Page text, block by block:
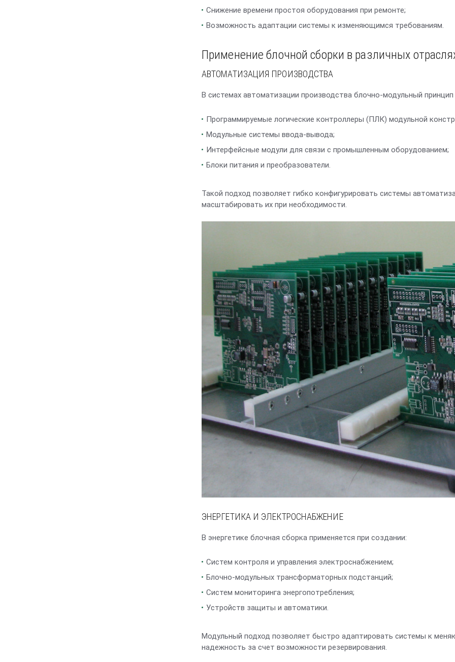
Снижение времени простоя оборудования при ремонте;
Возможность адаптации системы к изменяющимся требованиям.
Применение блочной сборки в различных
АВТОМАТИЗАЦИЯ ПРОИЗВОДСТВА
В системах автоматизации производства блочно-модульный принцип
Программируемые логические контроллеры (ПЛК) модульной
Модульные системы ввода-вывода;
Интерфейсные модули для связи с промышленным оборудованием;
Блоки питания и преобразователи.
Такой подход позволяет гибко конфигурировать системы
масштабировать их при необходимости.
ЭНЕРГЕТИКА И ЭЛЕКТРОСНАБЖЕНИЕ
В энергетике блочная сборка применяется при создании:
Систем контроля и управления электроснабжением;
Блочно-модульных трансформаторных подстанций;
Систем мониторинга энергопотребления;
Устройств защиты и автоматики.
Модульный подход позволяет быстро адаптировать системы к
надежность за счет возможности резервирования.